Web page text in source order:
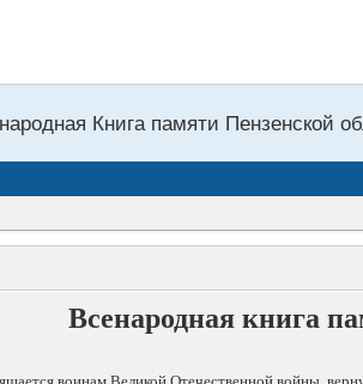
Книга памяти Пензенской
Всенародная книга